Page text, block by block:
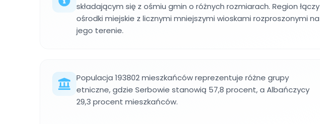
składającym się z ośmiu gmin o różnych rozmiarach. Region łączy
ośrodki miejskie z licznymi mniejszymi wioskami rozproszonymi na
jego terenie.
Populacja 193802 mieszkańców reprezentuje różne grupy
etniczne, gdzie Serbowie stanowią 57,8 procent, a Albańczycy
29,3 procent mieszkańców.